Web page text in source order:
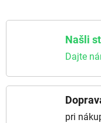
Našli
Dajte
pri